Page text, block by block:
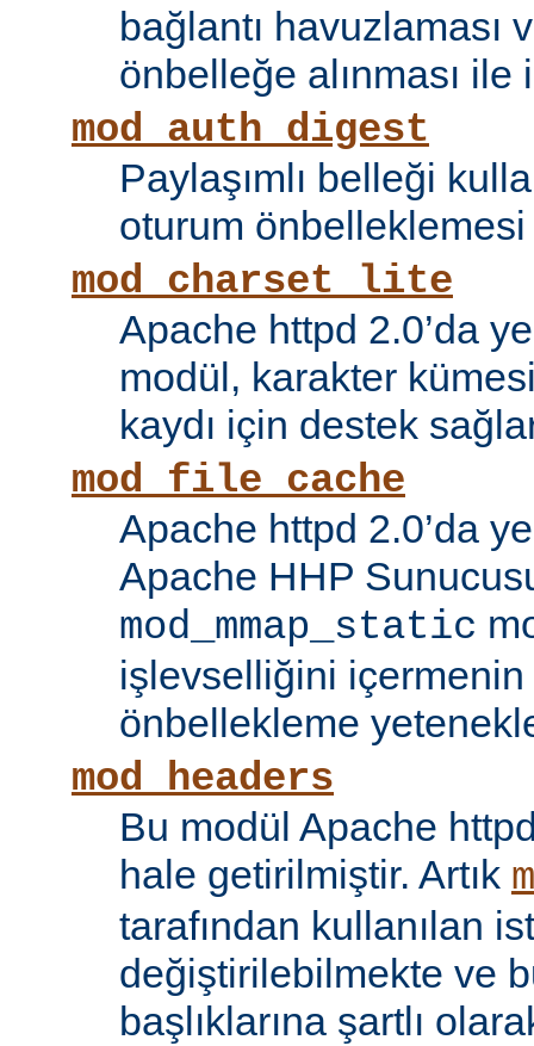
bağlantı havuzlaması
önbelleğe alınması ile
mod_auth_digest
Paylaşımlı belleği
oturum
mod_charset_lite
Apache httpd 2.0’da
modül, karakter
kaydı için destek
mod_file_cache
Apache httpd 2.0’da
Apache HHP
mod_mmap_static
işlevselliğini içermenin
önbellekleme
mod_headers
Bu modül Apache
hale getirilmiştir. Artık
tarafından kullanılan
değiştirilebilmekte ve
başlıklarına şartlı